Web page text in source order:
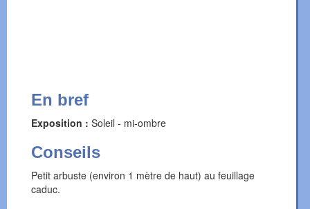
En bref
Exposition : Soleil - mi-ombre
Conseils
Petit arbuste (environ 1 mètre de haut) au feuillage
caduc.